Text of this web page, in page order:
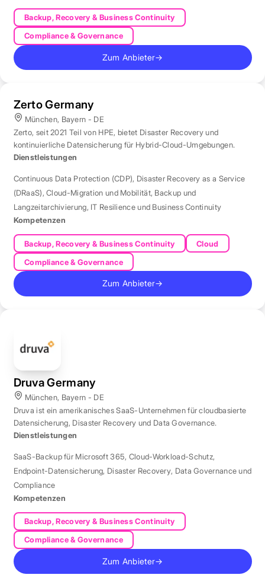
Backup, Recovery & Business Continuity
Compliance & Governance
Zum Anbieter→
Zerto Germany
München, Bayern - DE
Zerto, seit 2021 Teil von HPE, bietet Disaster Recovery und
kontinuierliche Datensicherung für Hybrid-Cloud-Umgebungen.
Dienstleistungen
Continuous Data Protection (CDP), Disaster Recovery as a Service
(DRaaS),Cloud-Migration und Mobilität, Backup und
Langzeitarchivierung, IT Resilience und Business Continuity
Kompetenzen
Backup, Recovery & Business Continuity
Cloud
Compliance & Governance
Zum Anbieter→
Druva Germany
München, Bayern - DE
Druva ist ein amerikanisches SaaS-Unternehmen für cloudbasierte
Datensicherung, Disaster Recovery und Data Governance.
Dienstleistungen
SaaS-Backup für Microsoft 365, Cloud-Workload-Schutz,
Endpoint-Datensicherung, Disaster Recovery, Data Governance und
Compliance
Kompetenzen
Backup, Recovery & Business Continuity
Compliance & Governance
Zum Anbieter→